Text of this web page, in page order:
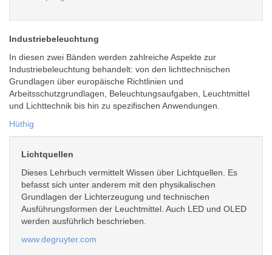
Industriebeleuchtung
In diesen zwei Bänden werden zahlreiche Aspekte zur
Industriebeleuchtung behandelt: von den lichttechnischen
Grundlagen über europäische Richtlinien und
Arbeitsschutzgrundlagen, Beleuchtungsaufgaben, Leuchtmittel
und Lichttechnik bis hin zu spezifischen Anwendungen.
Hüthig
Lichtquellen
Dieses Lehrbuch vermittelt Wissen über Lichtquellen. Es
befasst sich unter anderem mit den physikalischen
Grundlagen der Lichterzeugung und technischen
Ausführungsformen der Leuchtmittel. Auch LED und OLED
werden ausführlich beschrieben.
www.degruyter.com